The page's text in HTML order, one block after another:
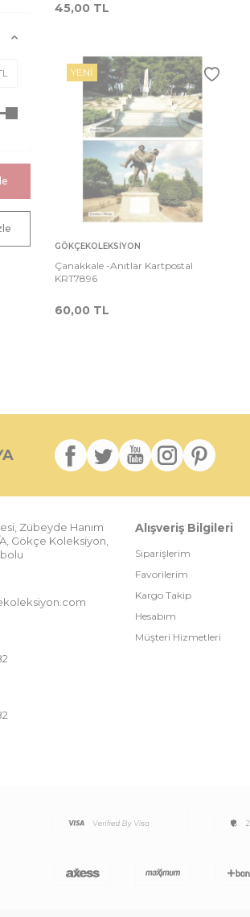
45,00 TL
YENI
Sepete
Ekle
GÖKÇEKOLEKSIYON
Çanakkale -Anıtlar Kartpostal
KRT7896
60,00 TL
Zübeyde Hanım
Gökçe Koleksiyon,
Alışveriş Bilgileri
Siparişlerim
Favorilerim
Kargo Takip
Hesabım
Müşteri Hizmetleri